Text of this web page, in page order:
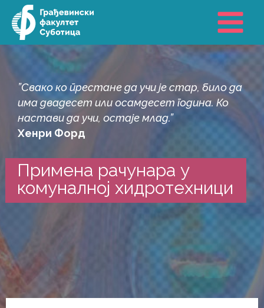
Пређи
садржај
”Свако ко престане да учи је стар, било да
има двадесет или осамдесет година. Ко
настави да учи, остаје млад.”
Хенри Форд
Примена рачунара у
комуналној хидротехници